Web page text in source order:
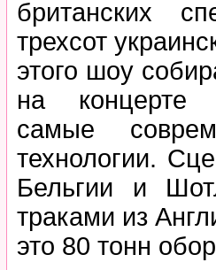
британских
трехсот
этого шоу
на концерте
самые
технологии.
Бельгии и
траками из
это 80 тонн